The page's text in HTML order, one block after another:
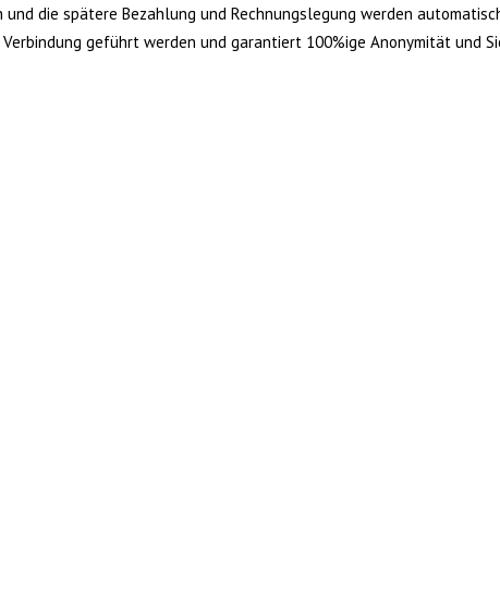
die spätere Bezahlung und Rechnungslegung werden
geführt werden und garantiert 100%ige Anonymität und